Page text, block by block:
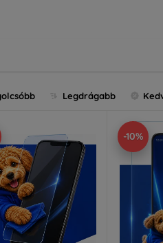
Legdrágabb
-10%